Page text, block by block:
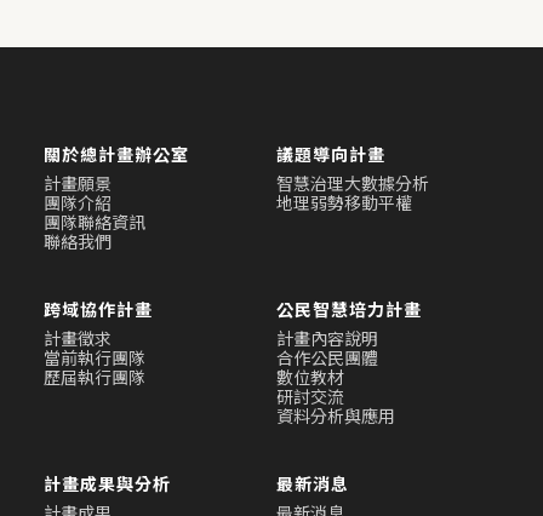
關於總計畫辦公室
計畫願景
團隊介紹
團隊聯絡資訊
聯絡我們
議題導向計畫
智慧治理大數據分析
地理弱勢移動平權
跨域協作計畫
計畫徵求
當前執行團隊
歷屆執行團隊
公民智慧培力計畫
計畫內容說明
合作公民團體
數位教材
研討交流
資料分析與應用
計畫成果與分析
最新消息